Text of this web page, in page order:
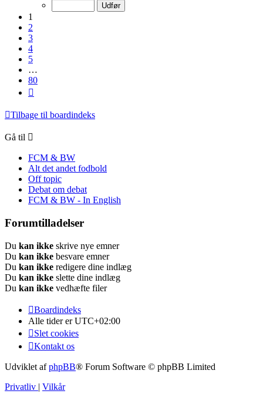
1
2
3
4
5
…
80
Tilbage til boardindeks
Gå til
FCM & BW
Alt det andet fodbold
Off topic
Debat om debat
FCM & BW - In English
Forumtilladelser
Du kan ikke skrive nye emner
Du kan ikke besvare emner
Du kan ikke redigere dine indlæg
Du kan ikke slette dine indlæg
Du kan ikke vedhæfte filer
Boardindeks
Alle tider erUTC+02:00
Slet cookies
Kontakt os
Udviklet afphpBB® Forum Software © phpBB Limited
Privatliv | Vilkår